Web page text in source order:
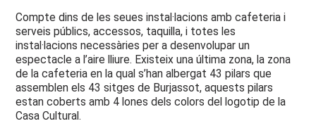
Compte dins de les seues instal·lacions amb cafeteria i
serveis públics, accessos, taquilla, i totes les
instal·lacions necessàries per a desenvolupar un
espectacle a l’aire lliure. Existeix una última zona, la zona
de la cafeteria en la qual s’han albergat 43 pilars que
assemblen els 43 sitges de Burjassot, aquests pilars
estan coberts amb 4 lones dels colors del logotip de la
Casa Cultural.